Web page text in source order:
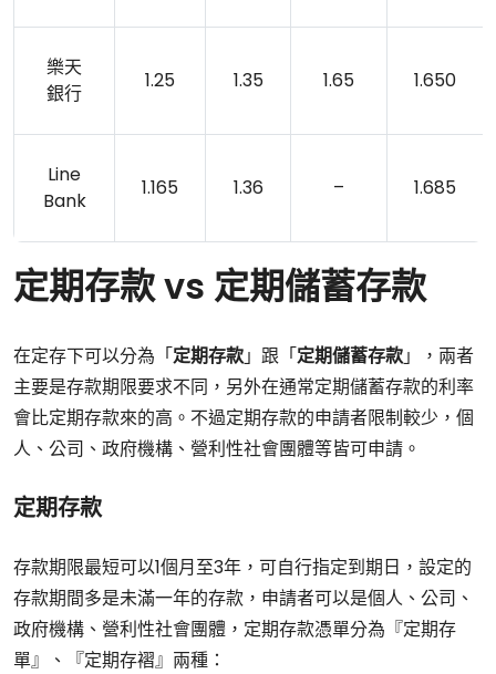
樂天
銀行
1.25 1.35 1.65 1.650
Line
Bank
1.165 1.36 – 1.685
定期存款 vs 定期儲蓄存款
在定存下可以分為「定期存款」跟「定期儲蓄存款」，兩者
主要是存款期限要求不同，另外在通常定期儲蓄存款的利率
會比定期存款來的高。不過定期存款的申請者限制較少，個
人、公司、政府機構、營利性社會團體等皆可申請。
定期存款
存款期限最短可以1個月至3年，可自行指定到期日，設定的
存款期間多是未滿一年的存款，申請者可以是個人、公司、
政府機構、營利性社會團體，定期存款憑單分為『定期存
單』、『定期存褶』兩種：